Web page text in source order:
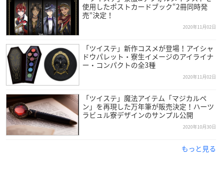
使用したポストカードブック“2冊同時発
売”決定！
2020年11月02日
「ツイステ」新作コスメが登場！アイシャ
ドウパレット・寮生イメージのアイライナ
ー・コンパクトの全3種
2020年11月02日
「ツイステ」魔法アイテム「マジカルペ
ン」を再現した万年筆が販売決定！ハーツ
ラビュル寮デザインのサンプル公開
2020年10月30日
もっと見る